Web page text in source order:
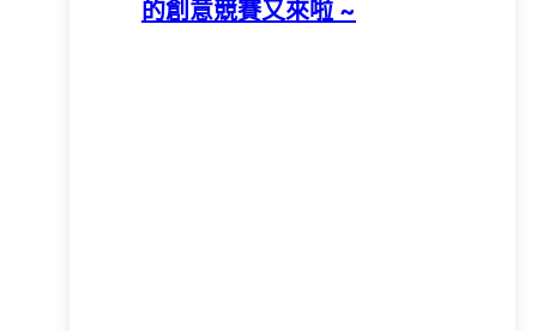
的創意競賽又來啦 ~